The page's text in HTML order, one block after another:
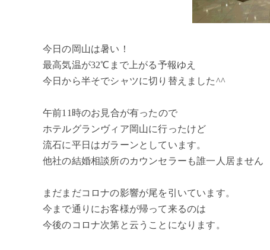
今日の岡山は暑い！
最高気温が32℃まで上がる予報ゆえ
今日から半そでシャツに切り替えました^^
午前11時のお見合が有ったので
ホテルグランヴィア岡山に行ったけど
流石に平日はガラーンとしています。
他社の結婚相談所のカウンセラーも誰一人居ません
まだまだコロナの影響が尾を引いています。
今まで通りにお客様が帰って来るのは
今後のコロナ次第と云うことになります。